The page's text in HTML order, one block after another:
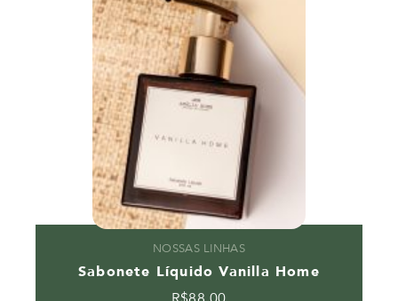
NOSSAS LINHAS
Sabonete Líquido Vanilla Home